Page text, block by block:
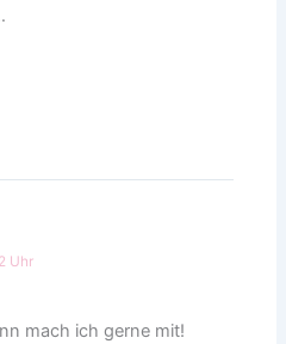
Uhr
mach ich gerne mit!